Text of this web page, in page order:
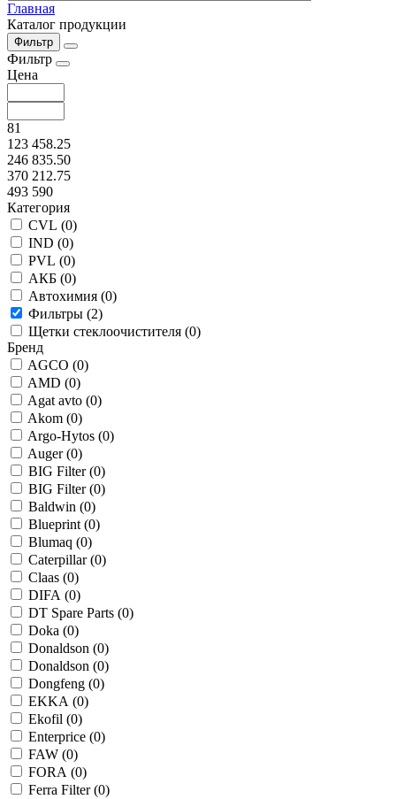
Главная
Каталог продукции
Фильтр
Фильтр
Цена
81
123 458.25
246 835.50
370 212.75
493 590
Категория
CVL (0)
IND (0)
PVL (0)
АКБ (0)
Автохимия (0)
Фильтры (2)
Щетки стеклоочистителя (0)
Бренд
AGCO (0)
AMD (0)
Agat avto (0)
Akom (0)
Argo-Hytos (0)
Auger (0)
BIG Filter (0)
BIG Filter (0)
Baldwin (0)
Blueprint (0)
Blumaq (0)
Caterpillar (0)
Claas (0)
DIFA (0)
DT Spare Parts (0)
Doka (0)
Donaldson (0)
Donaldson (0)
Dongfeng (0)
EKKA (0)
Ekofil (0)
Enterprice (0)
FAW (0)
FORA (0)
Ferra Filter (0)